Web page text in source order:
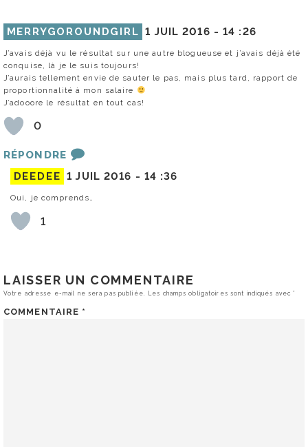
MERRYGOROUNDGIRL 1 JUIL 2016 -14 :26
J’avais déjà vu le résultat sur une autre blogueuse et j’avais déjà été
conquise, là je le suis toujours!
J’aurais tellement envie de sauter le pas, mais plus tard, rapport de
proportionnalité à mon salaire
J’adooore le résultat en tout cas!
0
RÉPONDRE
DEEDEE 1 JUIL 2016 - 14 :36
Oui, je comprends…
1
LAISSER UN COMMENTAIRE
Votre adresse e-mail ne sera pas publiée. Les champs obligatoires sont indiqués avec*
COMMENTAIRE *